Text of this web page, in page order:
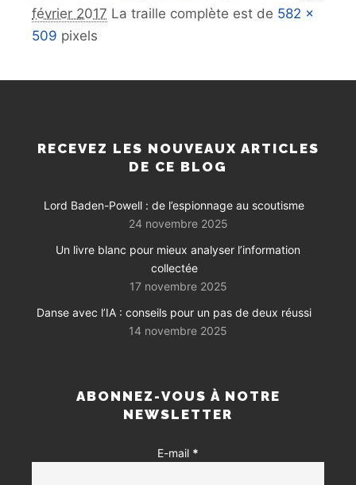
février 2017 La traille complète est de 582 ×
509 pixels
RECEVEZ LES NOUVEAUX ARTICLES
DE CE BLOG
Lord Baden-Powell : de l’espionnage au scoutisme
24 novembre 2025
Un livre blanc pour mieux analyser l’information
collectée
17 novembre 2025
Danse avec l’IA : conseils pour un pas de deux réussi
14 novembre 2025
ABONNEZ-VOUS À NOTRE
NEWSLETTER
E-mail *